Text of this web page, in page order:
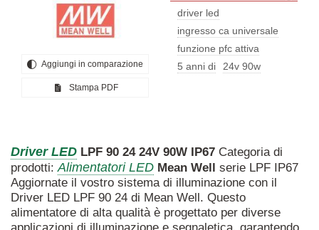
Aggiungi in comparazione
Stampa PDF
driver led
ingresso ca universale
funzione pfc attiva
5 anni di
24v 90w
Driver LED LPF 90 24 24V 90W IP67 Categoria di
prodotti: Alimentatori LED Mean Well serie LPF IP67
Aggiornate il vostro sistema di illuminazione con il
Driver LED LPF 90 24 di Mean Well. Questo
alimentatore di alta qualità è progettato per diverse
applicazioni di illuminazione e segnaletica, garantendo